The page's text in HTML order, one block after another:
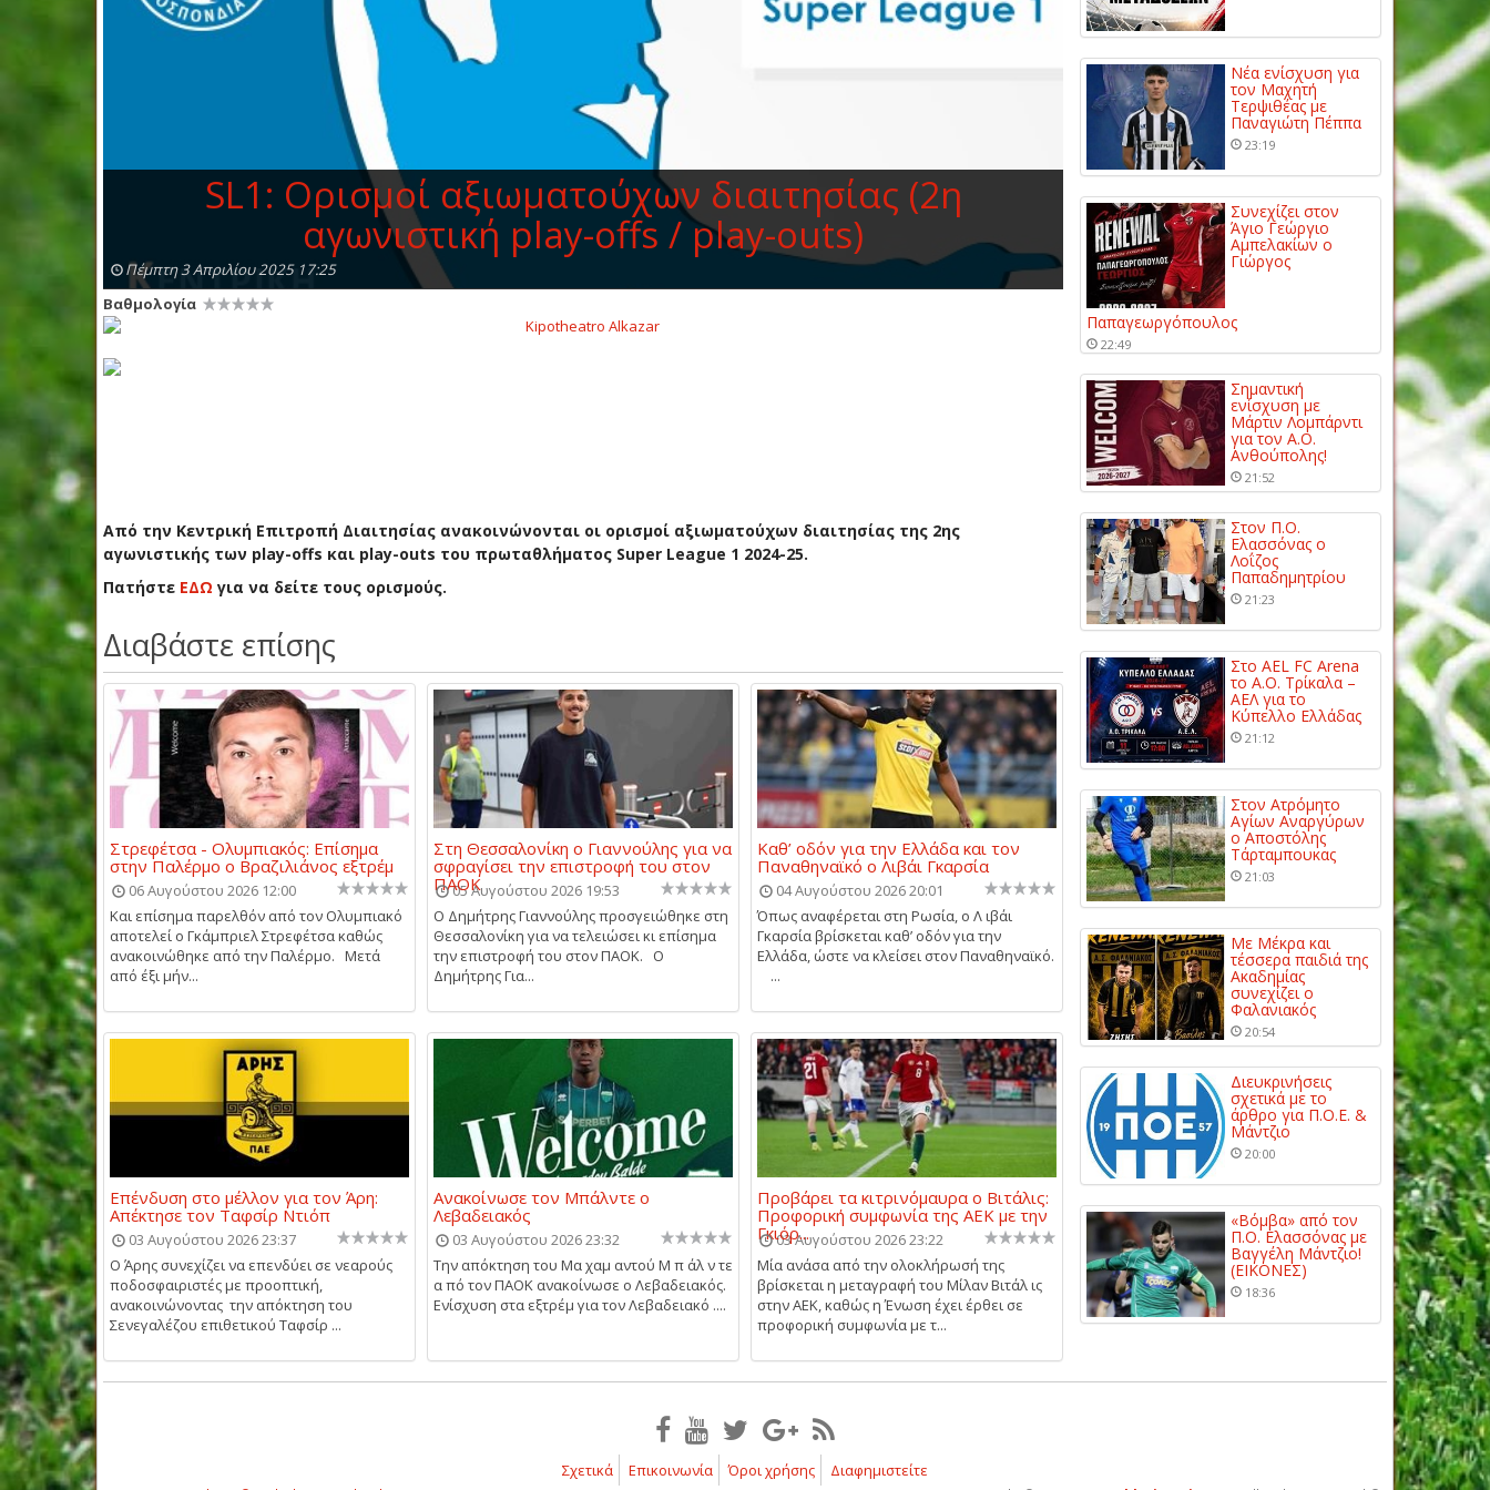
SL1: Ορισμοί αξιωματούχων διαιτησίας (2η
αγωνιστική play-offs / play-outs)
Πέμπτη 3 Απριλίου 2025 17:25
Βαθμολογία
Από την Κεντρική Επιτροπή Διαιτησίας ανακοινώνονται οι ορισμοί αξιωματούχων διαιτησίας της 2ης
αγωνιστικής των play-offs και play-outs του πρωταθλήματος Super League 1 2024-25.
Πατήστε ΕΔΩ για να δείτε τους ορισμούς.
Διαβάστε επίσης
Στρεφέτσα - Ολυμπιακός: Επίσημα
στην Παλέρμο ο Βραζιλιάνος εξτρέμ
06 Αυγούστου 2026 12:00
Και επίσημα παρελθόν από τον Ολυμπιακό
αποτελεί ο Γκάμπριελ Στρεφέτσα καθώς
ανακοινώθηκε από την Παλέρμο. Μετά
από έξι μήν...
Στη Θεσσαλονίκη ο Γιαννούλης για να
σφραγίσει την επιστροφή του στον
ΠΑΟΚ
05 Αυγούστου 2026 19:53
Ο Δημήτρης Γιαννούλης προσγειώθηκε στη
Θεσσαλονίκη για να τελειώσει κι επίσημα
την επιστροφή του στον ΠΑΟΚ. Ο
Δημήτρης Για...
Καθ’ οδόν για την Ελλάδα και τον
Παναθηναϊκό ο Λιβάι Γκαρσία
04 Αυγούστου 2026 20:01
Όπως αναφέρεται στη Ρωσία, ο Λ ιβάι
Γκαρσία βρίσκεται καθ’ οδόν για την
Ελλάδα, ώστε να κλείσει στον Παναθηναϊκό.
...
Επένδυση στο μέλλον για τον Άρη:
Απέκτησε τον Ταφσίρ Ντιόπ
03 Αυγούστου 2026 23:37
Ο Άρης συνεχίζει να επενδύει σε νεαρούς
ποδοσφαιριστές με προοπτική,
ανακοινώνοντας την απόκτηση του
Σενεγαλέζου επιθετικού Ταφσίρ ...
Ανακοίνωσε τον Μπάλντε ο
Λεβαδειακός
03 Αυγούστου 2026 23:32
Την απόκτηση του Μα χαμ αντού Μ π άλ ν τε
α πό τον ΠΑΟΚ ανακοίνωσε ο Λεβαδειακός.
Ενίσχυση στα εξτρέμ για τον Λεβαδειακό ....
Προβάρει τα κιτρινόμαυρα ο Βιτάλις:
Προφορική συμφωνία της ΑΕΚ με την
Γκιόρ...
03 Αυγούστου 2026 23:22
Μία ανάσα από την ολοκλήρωσή της
βρίσκεται η μεταγραφή του Μίλαν Βιτάλ ις
στην ΑΕΚ, καθώς η Ένωση έχει έρθει σε
προφορική συμφωνία με τ...
Νέα ενίσχυση για
τον Μαχητή
Τερψιθέας με
Παναγιώτη Πέππα
23:19
Συνεχίζει στον
Άγιο Γεώργιο
Αμπελακίων ο
Γιώργος
Παπαγεωργόπουλος
22:49
Σημαντική
ενίσχυση με
Μάρτιν Λομπάρντι
για τον Α.Ο.
Ανθούπολης!
21:52
Στον Π.Ο.
Ελασσόνας ο
Λοΐζος
Παπαδημητρίου
21:23
Στο AEL FC Arena
το Α.Ο. Τρίκαλα –
ΑΕΛ για το
Κύπελλο Ελλάδας
21:12
Στον Ατρόμητο
Αγίων Αναργύρων
ο Αποστόλης
Τάρταμπουκας
21:03
Με Μέκρα και
τέσσερα παιδιά της
Ακαδημίας
συνεχίζει ο
Φαλανιακός
20:54
Διευκρινήσεις
σχετικά με το
άρθρο για Π.Ο.Ε. &
Μάντζιο
20:00
«Βόμβα» από τον
Π.Ο. Ελασσόνας με
Βαγγέλη Μάντζιο!
(ΕΙΚΟΝΕΣ)
18:36
Σχετικά Επικοινωνία Όροι χρήσης Διαφημιστείτε